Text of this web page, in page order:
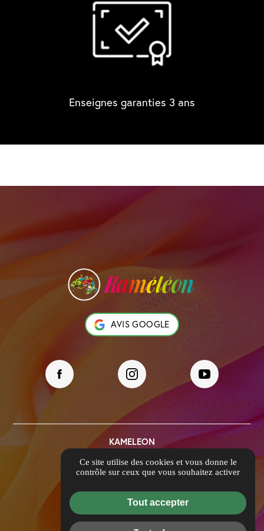
Enseignes garanties 3 ans
AVIS GOOGLE
KAMELEON
69740 Genas
04 84 88 52 38
Itinéraire
Ce site utilise des cookies et vous donne le
contrôle sur ceux que vous souhaitez activer
Tout accepter